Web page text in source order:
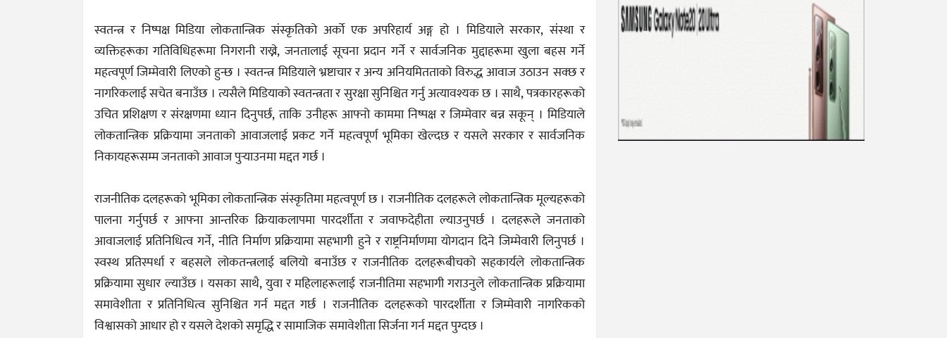
स्वतन्त्र र निष्पक्ष मिडिया लोकतान्त्रिक संस्कृतिको अर्को एक अपरिहार्य अङ्ग हो । मिडियाले सरकार, संस्था र
व्यक्तिहरूका गतिविधिहरूमा निगरानी राख्ने, जनतालाई सूचना प्रदान गर्ने र सार्वजनिक मुद्दाहरूमा खुला बहस गर्ने
महत्वपूर्ण जिम्मेवारी लिएको हुन्छ । स्वतन्त्र मिडियाले भ्रष्टाचार र अन्य अनियमितताको विरुद्ध आवाज उठाउन सक्छ र
नागरिकलाई सचेत बनाउँछ । त्यसैले मिडियाको स्वतन्त्रता र सुरक्षा सुनिश्चित गर्नु अत्यावश्यक छ । साथै, पत्रकारहरूको
उचित प्रशिक्षण र संरक्षणमा ध्यान दिनुपर्छ, ताकि उनीहरू आफ्नो काममा निष्पक्ष र जिम्मेवार बन्न सकून् । मिडियाले
लोकतान्त्रिक प्रक्रियामा जनताको आवाजलाई प्रकट गर्ने महत्वपूर्ण भूमिका खेल्दछ र यसले सरकार र सार्वजनिक
निकायहरूसम्म जनताको आवाज पुर्‍याउनमा मद्दत गर्छ ।
राजनीतिक दलहरूको भूमिका लोकतान्त्रिक संस्कृतिमा महत्वपूर्ण छ । राजनीतिक दलहरूले लोकतान्त्रिक मूल्यहरूको
पालना गर्नुपर्छ र आफ्ना आन्तरिक क्रियाकलापमा पारदर्शीता र जवाफदेहीता ल्याउनुपर्छ । दलहरूले जनताको
आवाजलाई प्रतिनिधित्व गर्ने, नीति निर्माण प्रक्रियामा सहभागी हुने र राष्ट्रनिर्माणमा योगदान दिने जिम्मेवारी लिनुपर्छ ।
स्वस्थ प्रतिस्पर्धा र बहसले लोकतन्त्रलाई बलियो बनाउँछ र राजनीतिक दलहरूबीचको सहकार्यले लोकतान्त्रिक
प्रक्रियामा सुधार ल्याउँछ । यसका साथै, युवा र महिलाहरूलाई राजनीतिमा सहभागी गराउनुले लोकतान्त्रिक प्रक्रियामा
समावेशीता र प्रतिनिधित्व सुनिश्चित गर्न मद्दत गर्छ । राजनीतिक दलहरूको पारदर्शीता र जिम्मेवारी नागरिकको
विश्वासको आधार हो र यसले देशको समृद्धि र सामाजिक समावेशीता सिर्जना गर्न मद्दत पुग्दछ ।